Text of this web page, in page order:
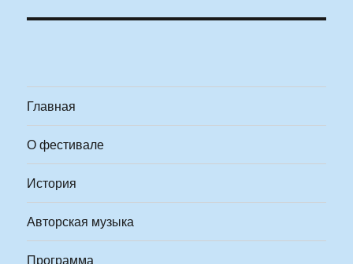
Главная
О фестивале
История
Авторская музыка
Программа